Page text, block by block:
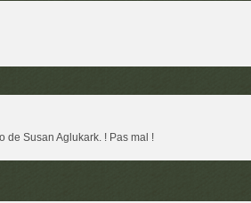
de Susan Aglukark. ! Pas mal !